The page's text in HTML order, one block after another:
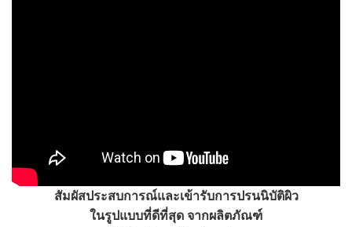
สัมผัสประสบการณ์และเข้ารับการปรนนิบัติผิว
ในรูปแบบที่ดีที่สุด จากผลิตภัณฑ์